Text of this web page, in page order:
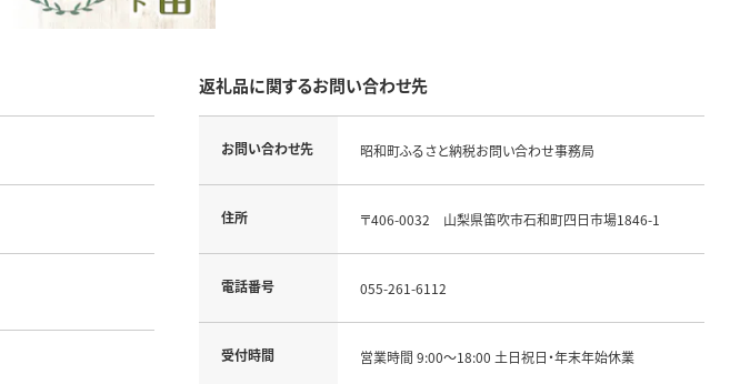
返礼品に関するお問い合わせ先
お問い合わせ先 昭和町ふるさと納税お問い合わせ事務局
住所 〒406-0032 山梨県笛吹市石和町四日市場1846-1
電話番号 055-261-6112
受付時間 営業時間 9:00～18:00 土日祝日・年末年始休業